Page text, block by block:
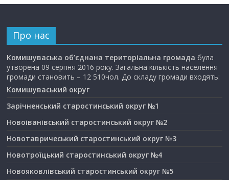
Про нас
Комишуваська об’єднана територіальна громада була
утворена 09 серпня 2016 року. Загальна кількість населення
громади становить – 12 510чол. До складу громади входять:
Комишуваський округ
Зарічненський старостинський округ №1
Новоіванівський старостинський округ №2
Новотавричеський старостинський округ №3
Новотроїцький старостинський округ №4
Новояковлівський старостинський округ №5